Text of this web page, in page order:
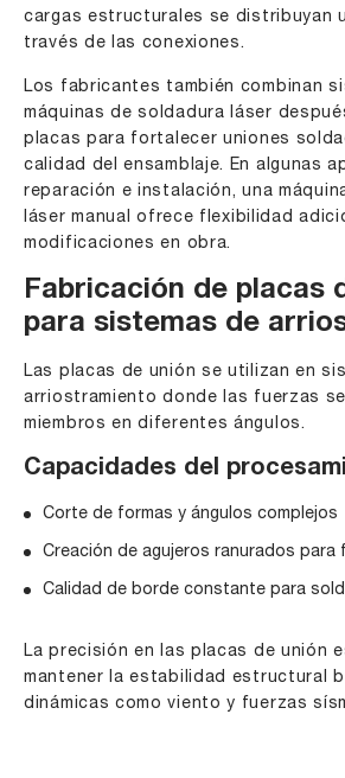
cargas estructurales se distribuyan
través de las conexiones.
Los fabricantes también combinan
máquinas de soldadura láser
placas para fortalecer uniones
calidad del ensamblaje. En algunas
reparación e instalación, una
láser manual
ofrece flexibilidad
modificaciones en obra.
Fabricación de placas
para sistemas de
Las placas de unión se utilizan en
arriostramiento donde las fuerzas
miembros en diferentes ángulos.
Capacidades del
Corte de formas y ángulos complejos
Creación de agujeros ranurados para
Calidad de borde constante para
La precisión en las placas de unión
mantener la estabilidad estructural
dinámicas como viento y fuerzas